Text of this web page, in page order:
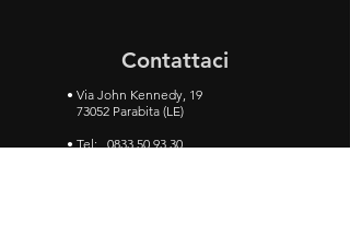
Contattaci
• Via John Kennedy, 19
73052 Parabita (LE)
• Tel: 0833 50 93 30